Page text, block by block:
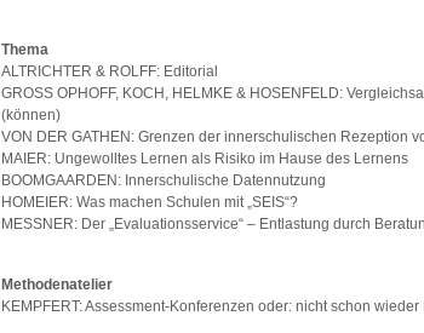
Thema
ALTRICHTER & ROLFF: Editorial
GROSS OPHOFF, KOCH, HELMKE & HOSENFELD:
(können)
VON DER GATHEN: Grenzen der innerschulischen Rezeption
MAIER: Ungewolltes Lernen als Risiko im Hause des Lernens
BOOMGAARDEN: Innerschulische Datennutzung
HOMEIER: Was machen Schulen mit „SEIS“?
MESSNER: Der „Evaluationsservice“ – Entlastung durch
Methodenatelier
KEMPFERT: Assessment-Konferenzen oder: nicht schon